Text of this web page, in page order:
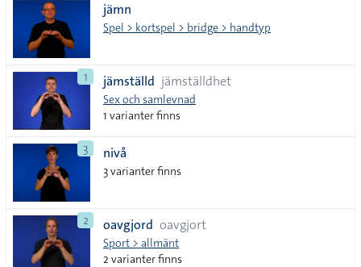
jämn
Spel > kortspel > bridge > handtyp
1 jämställd jämställdhet
Sex och samlevnad
1 varianter finns
3 nivå
3 varianter finns
2 oavgjord oavgjort
Sport > allmänt
2 varianter finns